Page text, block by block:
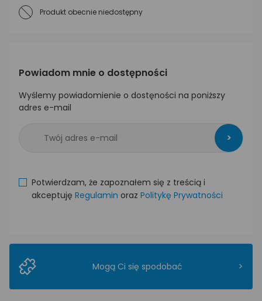
Produkt obecnie niedostępny
Powiadom mnie o dostępności
Wyślemy powiadomienie o dostęności na poniższy
adres e-mail
>
Potwierdzam, że zapoznałem się z treścią i
akceptuję Regulamin oraz Politykę Prywatności
Mogą Ci się spodobać >